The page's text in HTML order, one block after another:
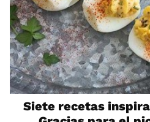
Siete recetas